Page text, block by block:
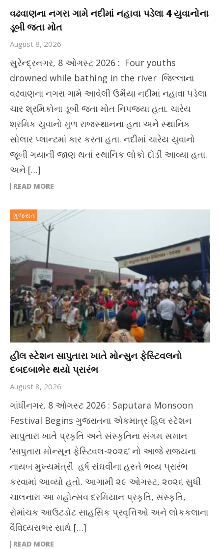
વઢવાણના નગરા ગામે નદીમાં નહાવા પડેલા 4 યુવાનોના
ડૂબી જતા મોત
August 8, 2026
સુરેન્દ્રનગર, 8 ઓગસ્ટ 2026 : Four youths
drowned while bathing in the river જિલ્લાના
વઢવાણના નગરા ગામે આવેલી ઉમૈયા નદીમાં નહાવા પડેલા
ચાર શ્રમિકોના ડૂબી જતા મોત નિપજ્યા હતા. ચારેય
શ્રમિક યુવાનો મુળ રાજસ્થાનના હતા અને સ્થાનિક
સોલાર પ્લાન્ટમાં કાર કરતા હતા. નદીમાં ચારેય યુવાનો
જૂબી ગયાની જાણ થતાં સ્થાનિક લોકો દોડી આવ્યા હતા.
અને […]
READ MORE
ગુજરાત
હીલ સ્ટેશન સાપુતારા ખાતે મોન્સુન ફેસ્ટિવલનો
દબદબાભેર થયો પ્રારંભ
August 8, 2026
ગાંધીનગર, 8 ઓગસ્ટ 2026 : Saputara Monsoon
Festival Begins ગુજરાતના એકમાત્ર હિલ સ્ટેશન
સાપુતારા ખાતે પ્રકૃતિ અને સંસ્કૃતિના સંગમ સમાન
‘સાપુતારા મોન્સૂન ફેસ્ટિવલ-૨૦૨૬’ નો આજે રાજ્યના
નાયબ મુખ્યમંત્રી હર્ષ સંઘવીના હસ્તે ભવ્ય પ્રારંભ
કરવામાં આવ્યો હતો. આગામી ૨૯ ઓગસ્ટ, ૨૦૨૬ સુધી
ચાલનારા આ મહોત્સવ દરમિયાન પ્રકૃતિ, સંસ્કૃતિ,
રોમાંચક આઉટડોટ સાહસિક પ્રવૃત્તિઓ અને લોકકલાના
વૈવિધ્યસભર સાથે […]
READ MORE